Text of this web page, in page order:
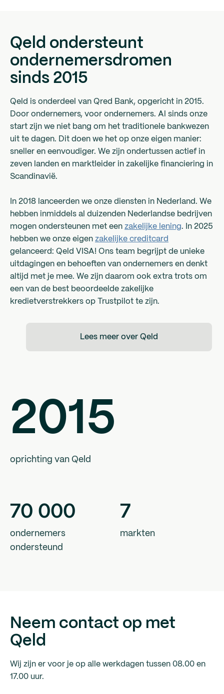
Qeld ondersteunt
ondernemersdromen
sinds 2015
Qeld is onderdeel van Qred Bank, opgericht in 2015.
Door ondernemers, voor ondernemers. Al sinds onze
start zijn we niet bang om het traditionele bankwezen
uit te dagen. Dit doen we het op onze eigen manier:
sneller en eenvoudiger. We zijn ondertussen actief in
zeven landen en marktleider in zakelijke financiering in
Scandinavië.
In 2018 lanceerden we onze diensten in Nederland. We
hebben inmiddels al duizenden Nederlandse bedrijven
mogen ondersteunen met een zakelijke lening. In 2025
hebben we onze eigen zakelijke creditcard
gelanceerd: Qeld VISA! Ons team begrijpt de unieke
uitdagingen en behoeften van ondernemers en denkt
altijd met je mee. We zijn daarom ook extra trots om
een van de best beoordeelde zakelijke
kredietverstrekkers op Trustpilot te zijn.
Lees meer over Qeld
2015
oprichting van Qeld
70 000
ondernemers
ondersteund
7
markten
Neem contact op met
Qeld
Wij zijn er voor je op alle werkdagen tussen 08.00 en
17.00 uur.